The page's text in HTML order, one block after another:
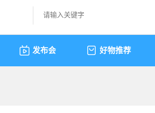
发布会 好物推荐